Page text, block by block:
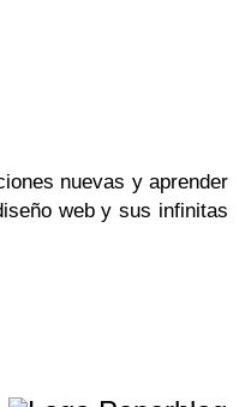
nuevas y aprender
web y sus infinitas